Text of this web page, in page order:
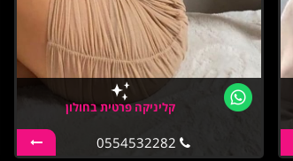
קליניקה פרטית בחולון
0554532282